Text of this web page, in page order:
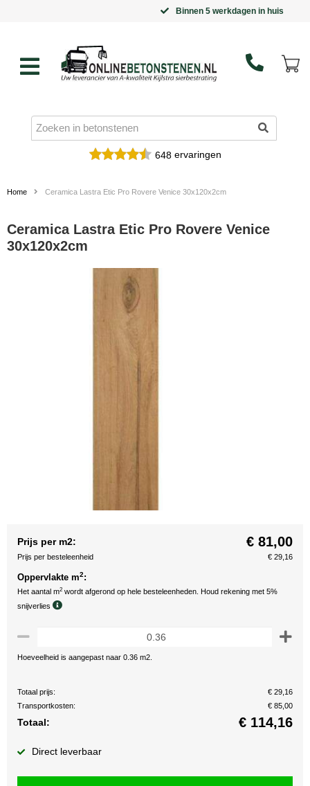
Binnen 5 werkdagen in huis
648ervaringen
Home Ceramica Lastra Etic Pro Rovere Venice 30x120x2cm
Ceramica Lastra Etic Pro Rovere Venice
30x120x2cm
Prijs per m2: € 81,00
Prijs per besteleenheid € 29,16
Oppervlakte m2:
Het aantal m2 wordt afgerond op hele besteleenheden. Houd rekening met 5%
snijverlies
Hoeveelheid is aangepast naar 0.36 m2.
Totaal prijs:
€ 29,16
Transportkosten:
€ 85,00
Totaal: € 114,16
Direct leverbaar